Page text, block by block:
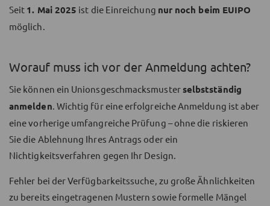
Seit 1. Mai 2025 ist die Einreichung nur noch beim EUIPO
möglich.
Worauf muss ich vor der Anmeldung achten?
Sie können ein Unionsgeschmacksmusterselbstständig
anmelden. Wichtig für eine erfolgreiche Anmeldung ist aber
eine vorherige umfangreiche Prüfung – ohne die riskieren
Sie die Ablehnung Ihres Antrags oder ein
Nichtigkeitsverfahren gegen Ihr Design.
Fehler bei der Verfügbarkeitssuche, zu große Ähnlichkeiten
zu bereits eingetragenen Mustern sowie formelle Mängel